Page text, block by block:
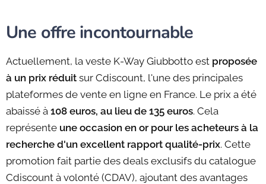
Une offre incontournable
Actuellement, la veste K-Way Giubbotto est proposée
à un prix réduit sur Cdiscount, l'une des principales
plateformes de vente en ligne en France. Le prix a été
abaissé à 108 euros, au lieu de 135 euros. Cela
représente une occasion en or pour les acheteurs à la
recherche d'un excellent rapport qualité-prix. Cette
promotion fait partie des deals exclusifs du catalogue
Cdiscount à volonté (CDAV), ajoutant des avantages